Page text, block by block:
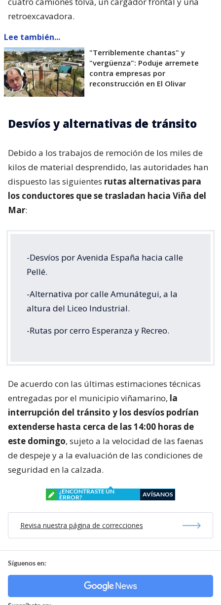
retroexcavadora.
Lee también...
"Terriblemente chantas" y
"vergüenza": Poduje arremete
contra empresas por
reconstrucción en El Olivar
Desvíos y alternativas de tránsito
Debido a los trabajos de remoción de los miles de
kilos de material desprendido, las autoridades han
dispuesto las siguientes rutas alternativas para
los conductores que se trasladan hacia Viña del
Mar:
-Desvíos por Avenida España hacia calle
Pellé.
-Alternativa por calle Amunátegui, a la
altura del Liceo Industrial.
-Rutas por cerro Esperanza y Recreo.
De acuerdo con las últimas estimaciones técnicas
entregadas por el municipio viñamarino, la
interrupción del tránsito y los desvíos podrían
extenderse hasta cerca de las 14:00 horas de
este domingo, sujeto a la velocidad de las faenas
de despeje y a la evaluación de las condiciones de
seguridad en la calzada.
¿ENCONTRASTE UN
ERROR?
AVÍSANOS
Revisa nuestra página de correcciones
Síguenos en: